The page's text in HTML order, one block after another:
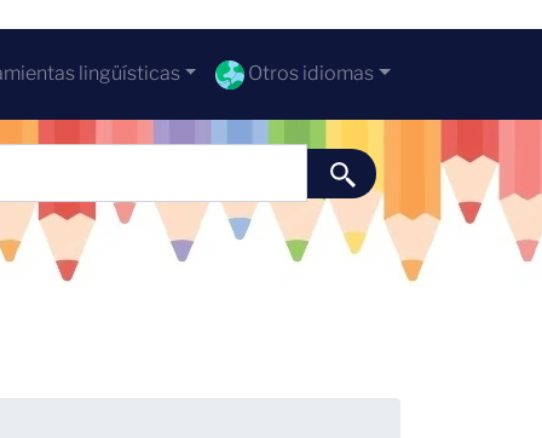
lingüísticas Otros idiomas